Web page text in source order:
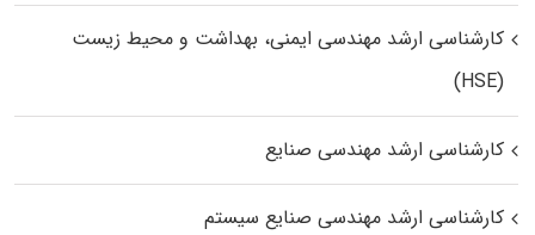
کارشناسی ارشد مهندسی ایمنی، بهداشت و محیط زیست
(HSE)
کارشناسی ارشد مهندسی صنایع
کارشناسی ارشد مهندسی صنایع سیستم